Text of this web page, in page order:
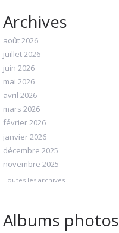
Archives
août 2026
juillet 2026
juin 2026
mai 2026
avril 2026
mars 2026
février 2026
janvier 2026
décembre 2025
novembre 2025
Toutes les archives
Albums photos